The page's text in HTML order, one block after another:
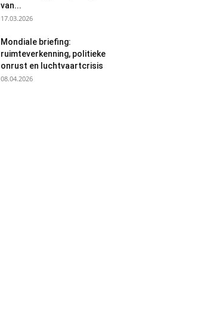
van...
17.03.2026
Mondiale briefing:
ruimteverkenning, politieke
onrust en luchtvaartcrisis
08.04.2026